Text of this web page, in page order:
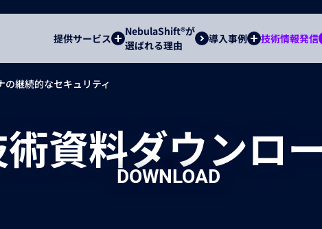
提供サービス
NebulaShift®が
選ばれる理由
導入事例 技術情報発信
継続的なセキュリティ
資料ダウンロ
DOWNLOAD